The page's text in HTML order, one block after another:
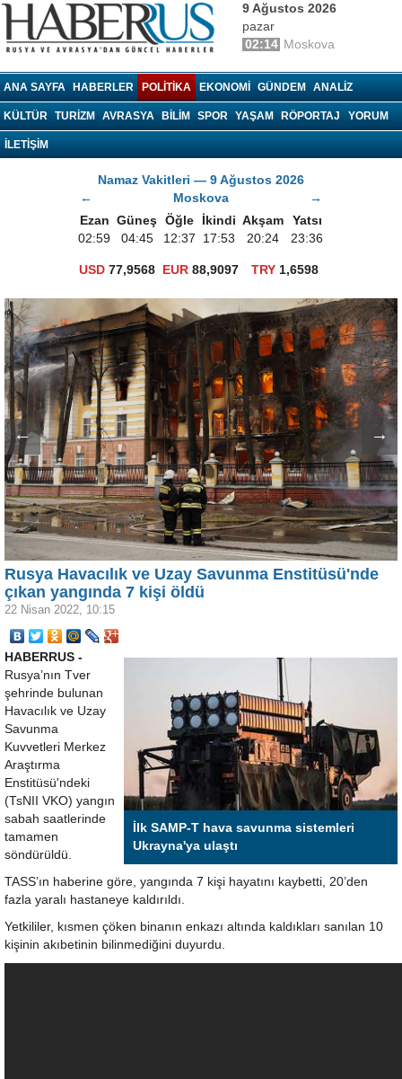
9 Ağustos 2026
pazar
02:14 Moskova
ANA SAYFA HABERLER POLITIKA EKONOMI GÜNDEM ANALIZ
KÜLTÜR TURIZM AVRASYA BILIM SPOR YAŞAM RÖPORTAJ YORUM
İLETİŞİM
Namaz Vakitleri — 9 Ağustos 2026
←
Moskova
→
Ezan Güneş Öğle İkindi Akşam
Yatsı
02:59
04:45 12:37 17:53 20:24 23:36
USD 77,9568 EUR 88,9097 TRY1,6598
← →
Rusya Havacılık ve Uzay Savunma Enstitüsü'nde
çıkan yangında 7 kişi öldü
22 Nisan 2022, 10:15
İlk SAMP-T hava savunma sistemleri
Ukrayna'ya ulaştı
HABERRUS -
Rusya’nın Tver
şehrinde bulunan
Havacılık ve Uzay
Savunma
Kuvvetleri Merkez
Araştırma
Enstitüsü'ndeki
(TsNII VKO) yangın
sabah saatlerinde
tamamen
söndürüldü.
TASS’ın haberine göre, yangında 7 kişi hayatını kaybetti, 20’den
fazla yaralı hastaneye kaldırıldı.
Yetkililer, kısmen çöken binanın enkazı altında kaldıkları sanılan 10
kişinin akıbetinin bilinmediğini duyurdu.